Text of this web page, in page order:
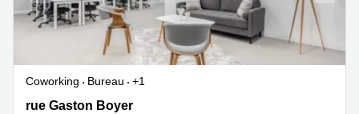
Coworking Bureau
+1
9-
rue Gaston Boyer